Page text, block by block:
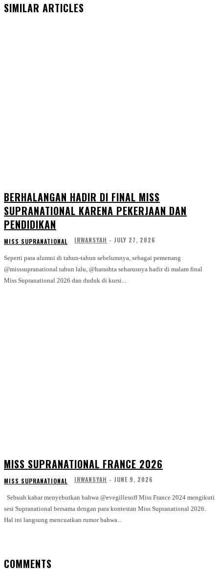
SIMILAR ARTICLES
BERHALANGAN HADIR DI FINAL MISS
SUPRANATIONAL KARENA PEKERJAAN DAN
PENDIDIKAN
MISS SUPRANATIONAL IRWANSYAH - JULY 27, 2026
Seperti para alumni di tahun-tahun sebelumnya, sebagai pemenang
@misssupranational tahun lalu, @harashta seharusnya hadir di malam final
Miss Supranational 2026 dan duduk di kursi...
MISS SUPRANATIONAL FRANCE 2026
MISS SUPRANATIONAL IRWANSYAH - JUNE 9, 2026
sesi Supranational bersama dengan para kontestan Miss Supranational 2026.
Hal ini langsung mencuatkan rumor bahwa...
COMMENTS